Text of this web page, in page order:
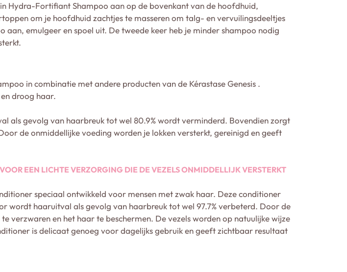
Hydra-Fortifiant Shampoo aan op de bovenkant van de hoofdhuid,
om je hoofdhuid zachtjes te masseren om talg- en vervuilingsdeeltjes
emulgeer en spoel uit. De tweede keer heb je minder shampoo nodig
in combinatie met andere producten van de Kérastase Genesis .
droog haar.
als gevolg van haarbreuk tot wel 80.9% wordt verminderd. Bovendien zorgt
de onmiddellijke voeding worden je lokken versterkt, gereinigd en geeft
EEN LICHTE VERZORGING DIE DE VEZELS ONMIDDELLIJK VERSTERKT
speciaal ontwikkeld voor mensen met zwak haar. Deze conditioner
wordt haaruitval als gevolg van haarbreuk tot wel 97.7% verbeterd. Door de
verzwaren en het haar te beschermen. De vezels worden op natuulijke wijze
is delicaat genoeg voor dagelijks gebruik en geeft zichtbaar resultaat